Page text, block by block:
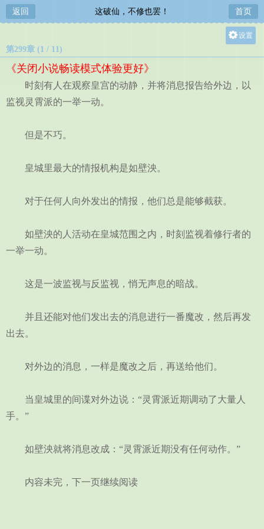
返回 这破仙，不修也罢！ 首页
设置
中
第299章 (1 / 11)
《关闭小说畅读模式体验更好》
时刻有人在观察皇宫的动静，并将消息报告给外边，以
监视灵霄派的一举一动。
但是不巧。
皇城里最大的情报机构是如壁泱。
对于任何人向外发出的情报，他们总是能够截获。
如壁泱的人活动在皇城范围之内，时刻监视着修行者的
一举一动。
这是一波监视与反监视，悄无声息的暗战。
并且还能对他们发出去的消息进行一番魔改，然后再发
出去。
对外边的消息，一样是魔改之后，再送给他们。
当皇城里的间谍对外边说：“灵霄派近期调动了大量人
手。”
如壁泱就将消息改成：“灵霄派近期没有任何动作。”
内容未完，下一页继续阅读